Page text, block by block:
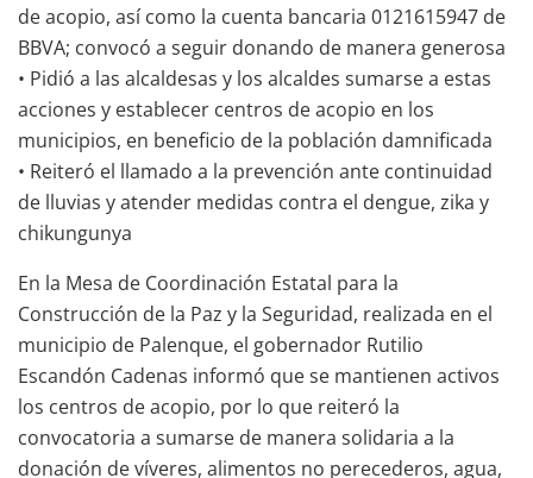
de acopio, así como la cuenta bancaria 0121615947 de
BBVA; convocó a seguir donando de manera generosa
• Pidió a las alcaldesas y los alcaldes sumarse a estas
acciones y establecer centros de acopio en los
municipios, en beneficio de la población damnificada
• Reiteró el llamado a la prevención ante continuidad
de lluvias y atender medidas contra el dengue, zika y
chikungunya
En la Mesa de Coordinación Estatal para la
Construcción de la Paz y la Seguridad, realizada en el
municipio de Palenque, el gobernador Rutilio
Escandón Cadenas informó que se mantienen activos
los centros de acopio, por lo que reiteró la
convocatoria a sumarse de manera solidaria a la
donación de víveres, alimentos no perecederos, agua,